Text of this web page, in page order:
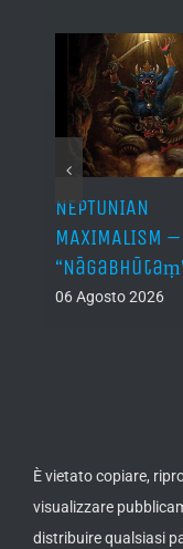
NEPTUNIAN
MAXIMALISM –
06 Agosto 2026
È vietato copiare,
visualizzare
distribuire qualsiasi